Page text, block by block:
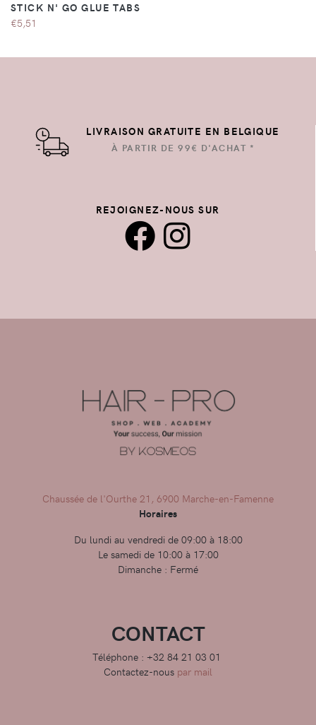
STICK N' GO GLUE TABS
€5,51
LIVRAISON GRATUITE EN BELGIQUE
À PARTIR DE 99€ D'ACHAT *
REJOIGNEZ-NOUS SUR
Chaussée de l'Ourthe 21, 6900 Marche-en-Famenne
Horaires
Du lundi au vendredi de 09:00 à 18:00
Le samedi de 10:00 à 17:00
Dimanche : Fermé
CONTACT
Téléphone : +32 84 21 03 01
Contactez-nous par mail